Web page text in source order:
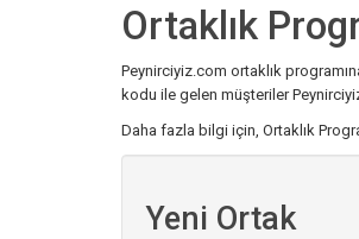
Ortaklık
Peynirciyiz.com ortaklık
kodu ile gelen müşteriler
Daha fazla bilgi için, Ortaklık
Yeni Ortak